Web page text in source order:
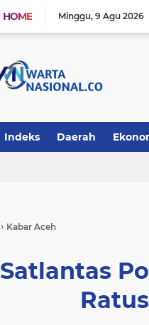
HOME Minggu 9 Agu 2026
Indeks Daerah
› Kabar Aceh
Satlantas